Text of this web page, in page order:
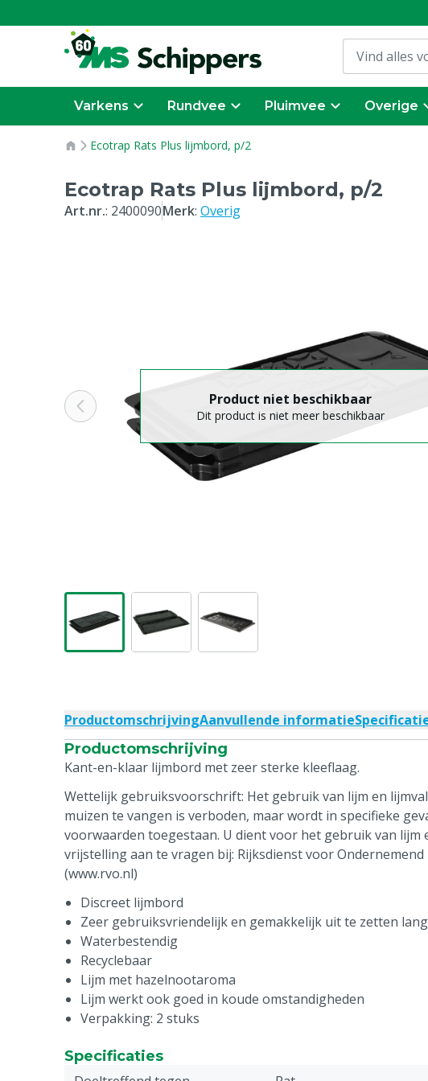
Varkens Rundvee Pluimvee Overige
Ecotrap Rats Plus lijmbord, p/2
Ecotrap Rats Plus lijmbord, p/2
Art.nr.: 2400090Merk: Overig
Product niet beschikbaar
Dit product is niet meer beschikbaar
ProductomschrijvingAanvullende informatie
Productomschrijving
Kant-en-klaar lijmbord met zeer sterke kleeflaag.
Wettelijk gebruiksvoorschrift: Het gebruik van lijm en
muizen te vangen is verboden, maar wordt in specifieke
voorwaarden toegestaan. U dient voor het gebruik van lijm
vrijstelling aan te vragen bij: Rijksdienst voor Ondernemend
(www.rvo.nl)
Discreet lijmbord
Zeer gebruiksvriendelijk en gemakkelijk uit te zetten
Waterbestendig
Recyclebaar
Lijm met hazelnootaroma
Lijm werkt ook goed in koude omstandigheden
Verpakking: 2 stuks
Specificaties